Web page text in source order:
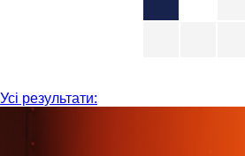
Усі результати: